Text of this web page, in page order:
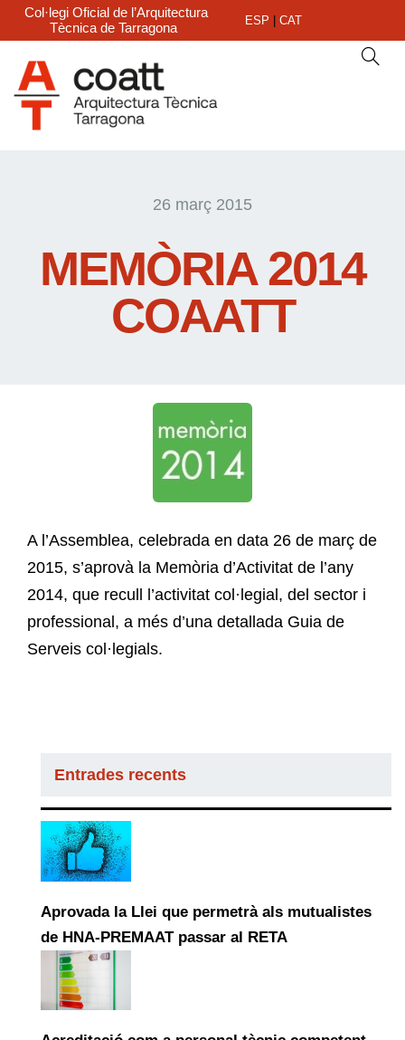
Col·legi Oficial de l’Arquitectura
Tècnica de Tarragona
ESP CAT
26 març 2015
MEMÒRIA 2014
COAATT
A l’Assemblea, celebrada en data 26 de març de
2015, s’aprovà la Memòria d’Activitat de l’any
2014, que recull l’activitat col·legial, del sector i
professional, a més d’una detallada Guia de
Serveis col·legials.
Entrades recents
Aprovada la Llei que permetrà als mutualistes
de HNA-PREMAAT passar al RETA